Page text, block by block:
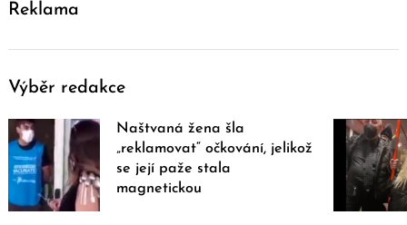
Reklama
Výběr redakce
Naštvaná žena šla
„reklamovat“ očkování, jelikož
se její paže stala
magnetickou